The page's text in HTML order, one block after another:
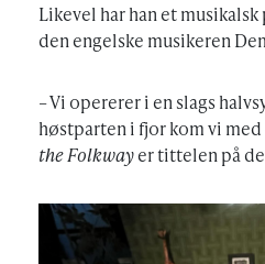
Likevel har han et
den engelske musikeren
– Vi opererer i en slags
høstparten i fjor kom vi med
the Folkwayer tittelen på